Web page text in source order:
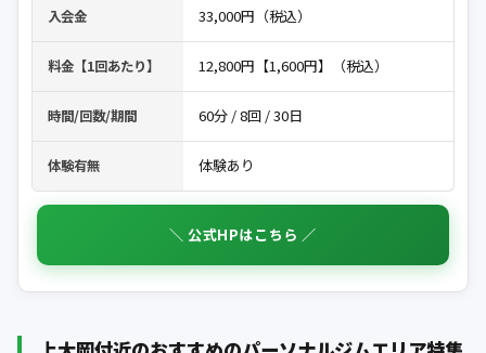
入会金 33,000円（税込）
料金【1回あたり】 12,800円【1,600円】（税込）
時間/回数/期間 60分 / 8回 / 30日
体験有無 体験あり
＼ 公式HPはこちら ／